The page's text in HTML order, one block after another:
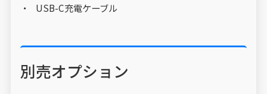
USB-C充電ケーブル
別売オプション